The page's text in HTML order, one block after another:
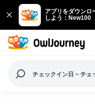
アプリをダウンロ
しよう：New100
チェックイン日 ~ チェ